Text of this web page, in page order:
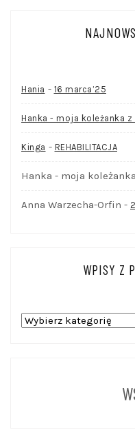
Hania - 16 marca’25
Hanka - moja koleżanka z
Kinga - REHABILITACJA
Hanka - moja
Anna Warzecha-Orfin -
WPISY Z
WPISY